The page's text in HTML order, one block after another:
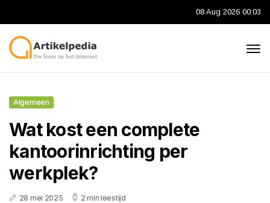
08 Aug 2026 00:03
Algemeen
Wat kost een complete
kantoorinrichting per
werkplek?
28 mei 2025 2 min leestijd